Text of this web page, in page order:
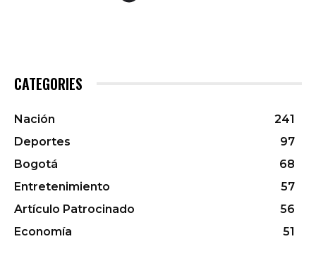
CATEGORIES
Nación
241
Deportes
97
Bogotá
68
Entretenimiento
57
Artículo Patrocinado
56
Economía
51